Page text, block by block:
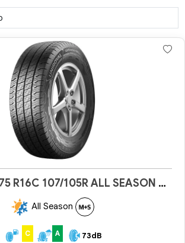
Uniroyal 195/75 R16C 107/105R ALL SEASON MAX
All Season
C A 73dB